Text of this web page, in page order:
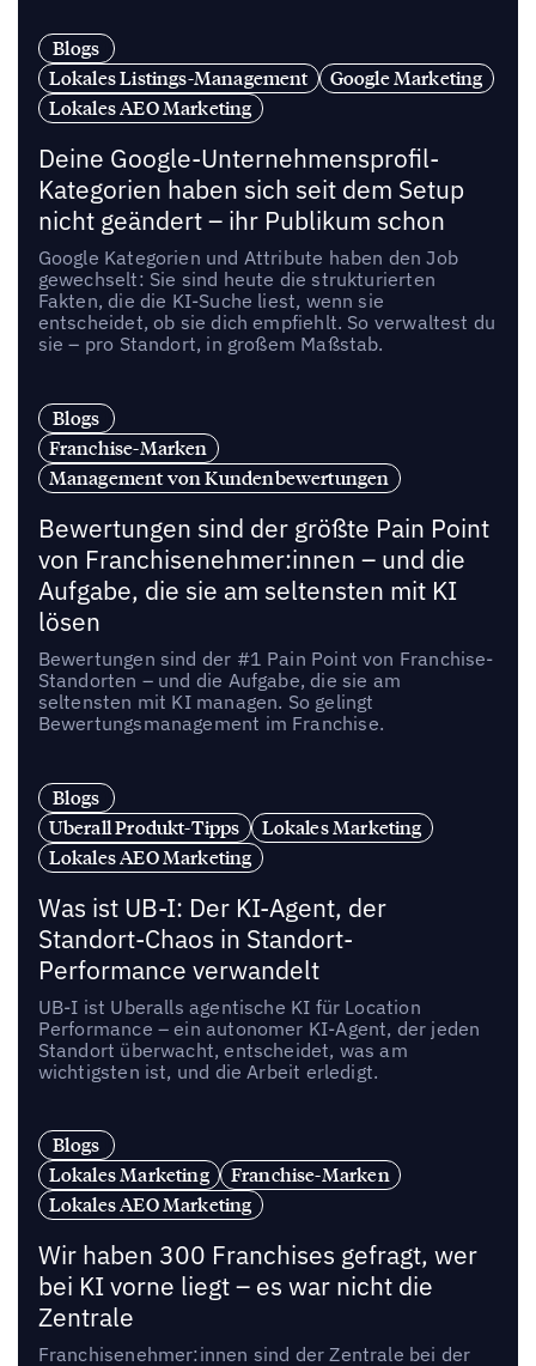
Blogs
Lokales Listings-Management
Google Marketing
Lokales AEO Marketing
Deine Google-Unternehmensprofil-
Kategorien haben sich seit dem Setup
nicht geändert – ihr Publikum schon
Google Kategorien und Attribute haben den Job
gewechselt: Sie sind heute die strukturierten
Fakten, die die KI-Suche liest, wenn sie
entscheidet, ob sie dich empfiehlt. So verwaltest du
sie – pro Standort, in großem Maßstab.
Blogs
Franchise-Marken
Management von Kundenbewertungen
Bewertungen sind der größte Pain Point
von Franchisenehmer:innen – und die
Aufgabe, die sie am seltensten mit KI
lösen
Bewertungen sind der #1 Pain Point von Franchise-
Standorten – und die Aufgabe, die sie am
seltensten mit KI managen. So gelingt
Bewertungsmanagement im Franchise.
Blogs
Uberall Produkt-Tipps
Lokales Marketing
Lokales AEO Marketing
Was ist UB-I: Der KI-Agent, der
Standort-Chaos in Standort-
Performance verwandelt
UB-I ist Uberalls agentische KI für Location
Performance – ein autonomer KI-Agent, der jeden
Standort überwacht, entscheidet, was am
wichtigsten ist, und die Arbeit erledigt.
Blogs
Lokales Marketing
Franchise-Marken
Lokales AEO Marketing
Wir haben 300 Franchises gefragt, wer
bei KI vorne liegt – es war nicht die
Zentrale
Franchisenehmer:innen sind der Zentrale bei der